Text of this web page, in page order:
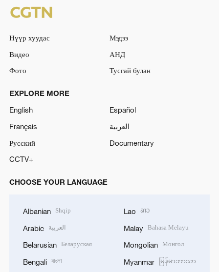
Нүүр хуудас
Мэдээ
Видео
АНД
Фото
Тусгай булан
EXPLORE MORE
English
Español
Français
العربية
Русский
Documentary
CCTV+
CHOOSE YOUR LANGUAGE
Albanian Shqip
Arabic العربية
Belarusian Беларуская
Bengali বাংলা
Lao ລາວ
Malay Bahasa Melayu
Mongolian Монгол
Myanmar မြန်မာဘာသာ